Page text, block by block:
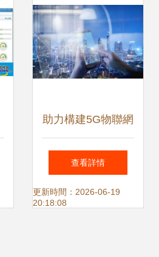
助力構建5G物聯網
新生態 華北工控智
慧燈桿專用計算機
查看詳情
更新時間：2026-06-19
20:18:08